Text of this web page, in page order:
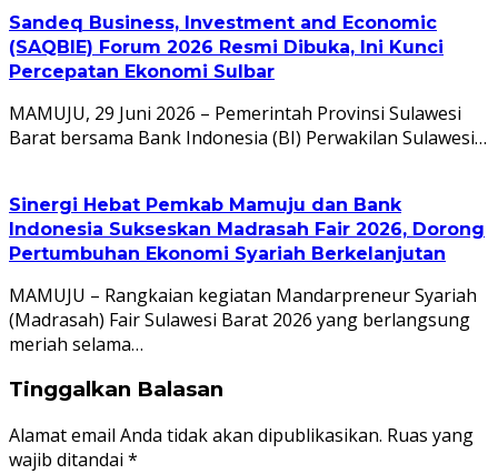
Sandeq Business, Investment and Economic
(SAQBIE) Forum 2026 Resmi Dibuka, Ini Kunci
Percepatan Ekonomi Sulbar
MAMUJU, 29 Juni 2026 – Pemerintah Provinsi Sulawesi
Barat bersama Bank Indonesia (BI) Perwakilan Sulawesi…
Sinergi Hebat Pemkab Mamuju dan Bank
Indonesia Sukseskan Madrasah Fair 2026, Dorong
Pertumbuhan Ekonomi Syariah Berkelanjutan
​MAMUJU – Rangkaian kegiatan Mandarpreneur Syariah
(Madrasah) Fair Sulawesi Barat 2026 yang berlangsung
meriah selama…
Tinggalkan Balasan
Alamat email Anda tidak akan dipublikasikan. Ruas yang
wajib ditandai *